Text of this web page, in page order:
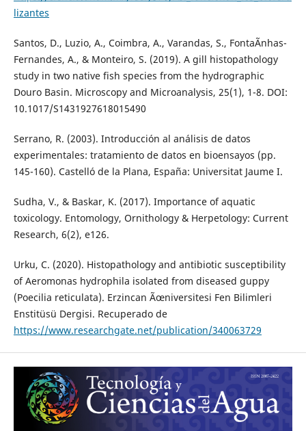
lizantes
Santos, D., Luzio, A., Coimbra, A., Varandas, S., FontaÃ­nhas-
Fernandes, A., & Monteiro, S. (2019). A gill histopathology
study in two native fish species from the hydrographic
Douro Basin. Microscopy and Microanalysis, 25(1), 1-8. DOI:
10.1017/S1431927618015490
Serrano, R. (2003). Introducción al análisis de datos
experimentales: tratamiento de datos en bioensayos (pp.
145-160). Castelló de la Plana, España: Universitat Jaume I.
Sudha, V., & Baskar, K. (2017). Importance of aquatic
toxicology. Entomology, Ornithology & Herpetology: Current
Research, 6(2), e126.
Urku, C. (2020). Histopathology and antibiotic susceptibility
of Aeromonas hydrophila isolated from diseased guppy
(Poecilia reticulata). Erzincan Ãœniversitesi Fen Bilimleri
Enstitüsü Dergisi. Recuperado de
https://www.researchgate.net/publication/340063729